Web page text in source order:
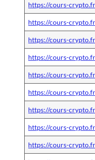
https://cours-
https://cours-
https://cours-
https://cours-
https://cours-
https://cours-
https://cours-
https://cours-
https://cours-